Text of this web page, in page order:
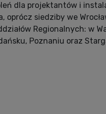
dla projektantów i
oprócz siedziby we
Regionalnych: w
Poznaniu oraz